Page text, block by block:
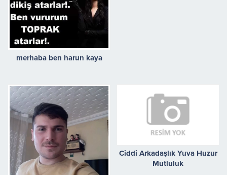
merhaba ben harun kaya
Ciddi Arkadaşlık Yuva Huzur
Mutluluk